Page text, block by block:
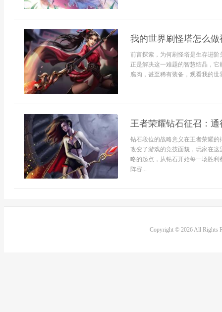
我的世界刷怪塔怎么
前言探索，为何刷怪塔是生存进
正是解决这一难题的智慧结晶，
腐肉，甚至稀有装备，观看我的
王者荣耀钻石征召：
钻石段位的战略意义在王者荣耀
改变了游戏的竞技面貌，玩家在
略的起点，从钻石开始每一场胜
阵容...
Copyright © 2026 All Rights